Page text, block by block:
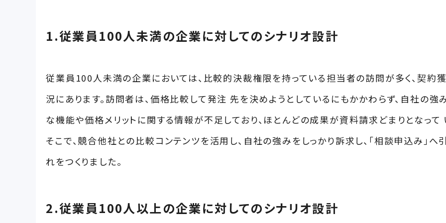
1.従業員100人未満の企業に対してのシナリオ設計
従業員100人未満の企業においては、比較的決裁権限を持っている担当者の訪問が多く、契約
況にあります。訪問者は、価格比較して発注 先を決めようとしているにもかかわらず、自社の強
な機能や価格メリットに関する情報が不足しており、ほとんどの成果が資料請求どまりとなって
そこで、競合他社との比較コンテンツを活用し、自社の強みをしっかり訴求し、「相談申込み」へ
れをつくりました。
2.従業員100人以上の企業に対してのシナリオ設計